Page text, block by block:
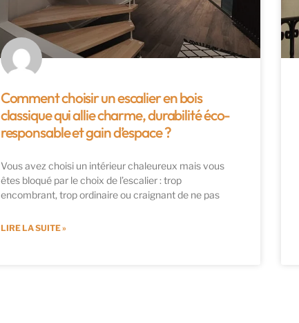
Comment choisir un escalier en bois
classique qui allie charme, durabilité éco-
responsable et gain d’espace ?
Vous avez choisi un intérieur chaleureux mais vous
êtes bloqué par le choix de l’escalier : trop
encombrant, trop ordinaire ou craignant de ne pas
LIRE LA SUITE »